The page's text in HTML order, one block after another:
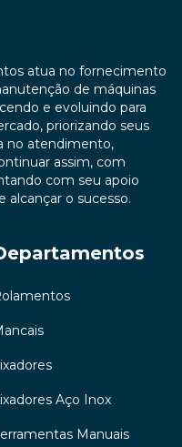
atua no fornecimento
de máquinas
e evoluindo para
priorizando seus
no atendimento,
assim, com
com seu apoio
alcançar o sucesso.
Aço Inox
Manuais